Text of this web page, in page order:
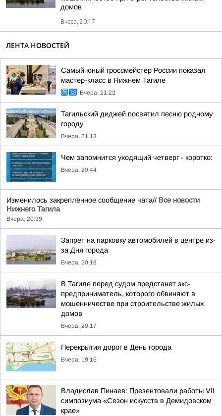
домов
Вчера, 20:17
ЛЕНТА НОВОСТЕЙ
Самый юный гроссмейстер России показал
мастер-класс в Нижнем Тагиле
Вчера, 21:22
Тагильский диджей посвятил песню родному
городу
Вчера, 21:13
Чем запомнится уходящий четверг - коротко:
Вчера, 20:44
Изменилось закреплённое сообщение чата// Все новости
Нижнего Тагила
Вчера, 20:39
Запрет на парковку автомобилей в центре из-
за Дня города
Вчера, 20:18
В Тагиле перед судом предстанет экс-
предприниматель, которого обвиняют в
мошенничестве при строительстве жилых
домов
Вчера, 20:17
Перекрытия дорог в День города
Вчера, 19:16
Владислав Пинаев: Презентовали работы VII
симпозиума «Сезон искусств в Демидовском
крае»